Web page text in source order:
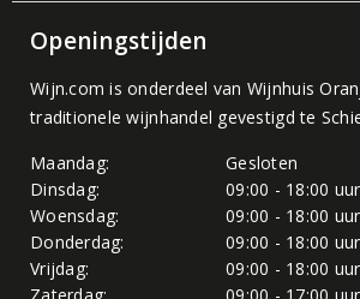
Openingstijden
Wijn.com is onderdeel van Wijnhuis
traditionele wijnhandel gevestigd te
Maandag:
Gesloten
Dinsdag:
09:00 - 18:00 uur
Woensdag:
09:00 - 18:00 uur
Donderdag:
09:00 - 18:00 uur
Vrijdag:
09:00 - 18:00 uur